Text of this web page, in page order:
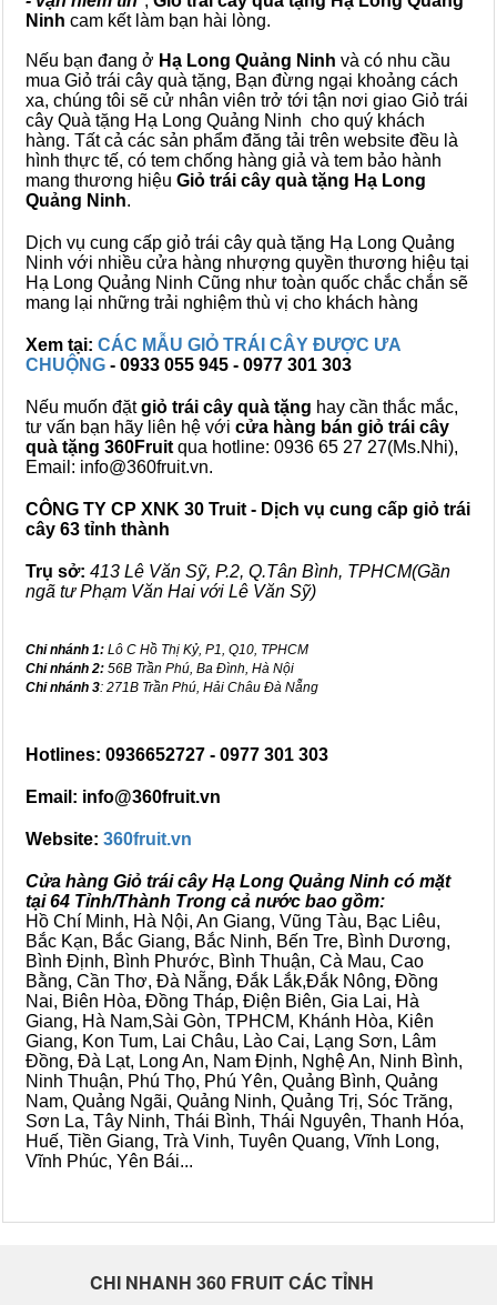
Ninh cam kết làm bạn hài lòng.
Nếu bạn đang ở Hạ Long Quảng Ninh và có nhu cầu
mua Giỏ trái cây quà tặng, Bạn đừng ngại khoảng cách
xa, chúng tôi sẽ cử nhân viên trở tới tận nơi giao Giỏ trái
cây Quà tặng Hạ Long Quảng Ninh cho quý khách
hàng. Tất cả các sản phẩm đăng tải trên website đều là
hình thực tế, có tem chống hàng giả và tem bảo hành
mang thương hiệu Giỏ trái cây quà tặng Hạ Long
Quảng Ninh.
Dịch vụ cung cấp giỏ trái cây quà tặng Hạ Long Quảng
Ninh với nhiều cửa hàng nhượng quyền thương hiệu tại
Hạ Long Quảng Ninh Cũng như toàn quốc chắc chắn sẽ
mang lại những trải nghiệm thù vị cho khách hàng
Xem tại: CÁC MẪU GIỎ TRÁI CÂY ĐƯỢC ƯA
CHUỘNG - 0933 055 945 - 0977 301 303
Nếu muốn đặtgiỏ trái cây quà tặng hay cần thắc mắc,
tư vấn bạn hãy liên hệ với cửa hàng bán giỏ trái cây
quà tặng 360Fruit qua hotline: 0936 65 27 27(Ms.Nhi),
Email: info@360fruit.vn.
CÔNG TY CP XNK 30 Truit - Dịch vụ cung cấp giỏ trái
cây 63 tỉnh thành
Trụ sở: 413 Lê Văn Sỹ, P.2, Q.Tân Bình, TPHCM(Gần
ngã tư Phạm Văn Hai với Lê Văn Sỹ)
Chi nhánh 1: Lô C Hồ Thị Kỷ, P1, Q10, TPHCM
Chi nhánh 2: 56B Trần Phú, Ba Đình, Hà Nội
Chi nhánh 3: 271B Trần Phú, Hải Châu Đà Nẵng
Hotlines: 0936652727 - 0977 301 303
Email: info@360fruit.vn
Website: 360fruit.vn
Cửa hàng Giỏ trái cây Hạ Long Quảng Ninh có mặt
tại 64 Tỉnh/Thành Trong cả nước bao gồm:
Hồ Chí Minh, Hà Nội, An Giang, Vũng Tàu, Bạc Liêu,
Bắc Kạn, Bắc Giang, Bắc Ninh, Bến Tre, Bình Dương,
Bình Định, Bình Phước, Bình Thuận, Cà Mau, Cao
Bằng, Cần Thơ, Đà Nẵng, Đắk Lắk,Đắk Nông, Đồng
Nai, Biên Hòa, Đồng Tháp, Điện Biên, Gia Lai, Hà
Giang, Hà Nam,Sài Gòn, TPHCM, Khánh Hòa, Kiên
Giang, Kon Tum, Lai Châu, Lào Cai, Lạng Sơn, Lâm
Đồng, Đà Lạt, Long An, Nam Định, Nghệ An, Ninh Bình,
Ninh Thuận, Phú Thọ, Phú Yên, Quảng Bình, Quảng
Nam, Quảng Ngãi, Quảng Ninh, Quảng Trị, Sóc Trăng,
Sơn La, Tây Ninh, Thái Bình, Thái Nguyên, Thanh Hóa,
Huế, Tiền Giang, Trà Vinh, Tuyên Quang, Vĩnh Long,
Vĩnh Phúc, Yên Bái...
CHI NHANH 360 FRUIT CÁC TỈNH